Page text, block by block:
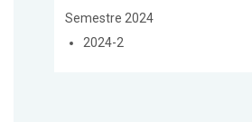
Semestre 2024
2024-2